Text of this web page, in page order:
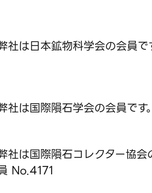
社は日本鉱物科学会の会員で
社は国際隕石学会の会員です
社は国際隕石コレクター協会
No.4171